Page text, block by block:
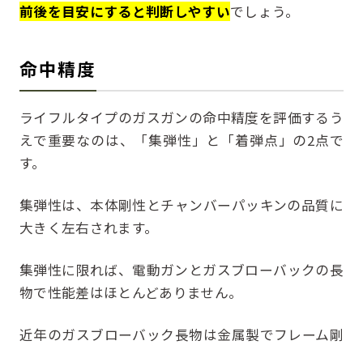
前後を目安にすると判断しやすいでしょう。
命中精度
ライフルタイプのガスガンの命中精度を評価するう
えで重要なのは、「集弾性」と「着弾点」の2点で
す。
集弾性は、本体剛性とチャンバーパッキンの品質に
大きく左右されます。
集弾性に限れば、電動ガンとガスブローバックの長
物で性能差はほとんどありません。
近年のガスブローバック長物は金属製でフレーム剛